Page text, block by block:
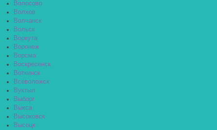
Волосово
Волхов
Волчанск
Вольск
Воркута
Воронеж
Ворсма
Воскресенск
Воткинск
Всеволожск
Вуктыл
Выборг
Выкса
Высоковск
Высоцк